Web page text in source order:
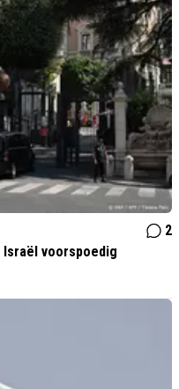
2
Israël voorspoedig